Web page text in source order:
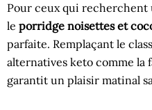
Pour ceux qui
le porridge noisettes et
parfaite. Remplaçant le
alternatives keto comme la
garantit un plaisir matinal